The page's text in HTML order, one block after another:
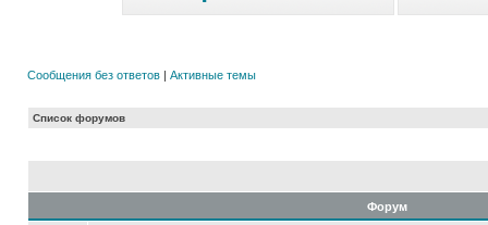
Сообщения без ответов | Активные темы
Список форумов
Форум